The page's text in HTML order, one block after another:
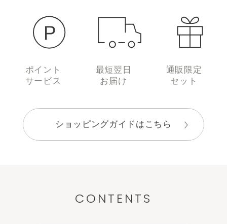
ポイント
サービス
最短翌日
お届け
通販限定
セット
ショッピングガイドはこちら
CONTENTS